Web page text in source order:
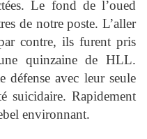
Le fond de l’oued
de notre poste. L’aller
contre, ils furent pris
quinzaine de HLL.
avec leur seule
suicidaire. Rapidement
environnant.